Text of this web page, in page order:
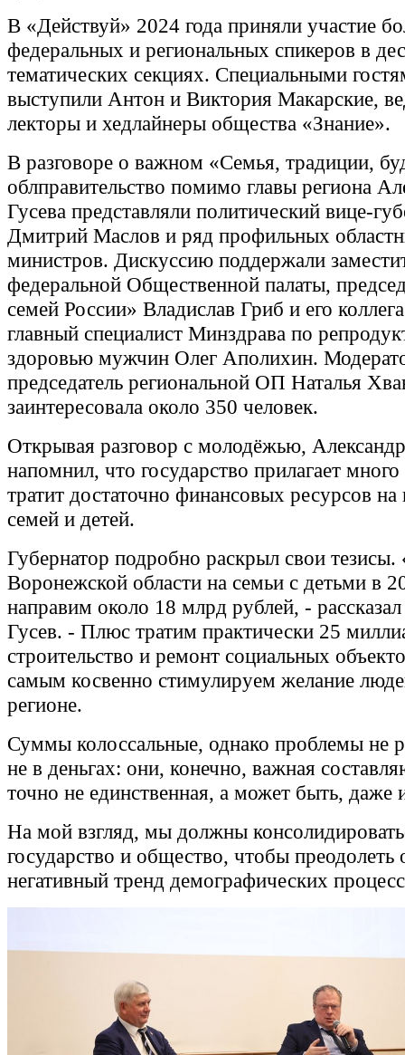
В «Действуй» 2024 года приняли участие
федеральных и региональных спикеров в
тематических секциях. Специальными
выступили Антон и Виктория Макарские,
лекторы и хедлайнеры общества «Знание».
В разговоре о важном «Семья, традиции,
облправительство помимо главы региона
Гусева представляли политический вице-
Дмитрий Маслов и ряд профильных
министров. Дискуссию поддержали
федеральной Общественной палаты,
семей России» Владислав Гриб и его
главный специалист Минздрава по
здоровью мужчин Олег Аполихин.
председатель региональной ОП Наталья
заинтересовала около 350 человек.
Открывая разговор с молодёжью,
напомнил, что государство прилагает
тратит достаточно финансовых ресурсов
семей и детей.
Губернатор подробно раскрыл свои тезисы.
Воронежской области на семьи с детьми в
направим около 18 млрд рублей, -
Гусев. - Плюс тратим практически 25
строительство и ремонт социальных
самым косвенно стимулируем желание
регионе.
Суммы колоссальные, однако проблемы не
не в деньгах: они, конечно, важная
точно не единственная, а может быть, даже
На мой взгляд, мы должны
государство и общество, чтобы преодолеть
негативный тренд демографических